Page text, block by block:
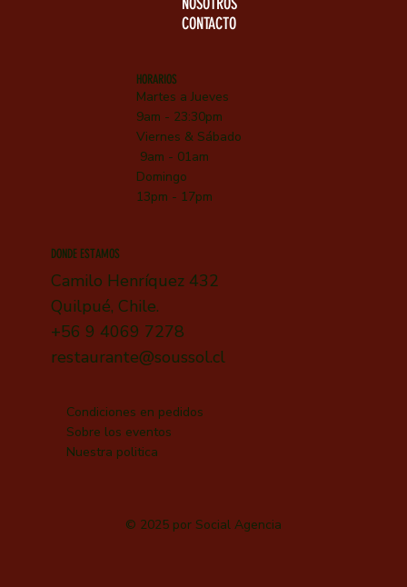
CONTACTO
HORARIOS
Martes a Jueves
9am - 23:30pm
Viernes & Sábado
9am - 01am
Domingo
13pm - 17pm
DONDE ESTAMOS
Camilo Henríquez 432
Quilpué, Chile.
+56 9 4069 7278
restaurante@soussol.cl
Condiciones en pedidos
Sobre los eventos
Nuestra politica
© 2025 por Social Agencia